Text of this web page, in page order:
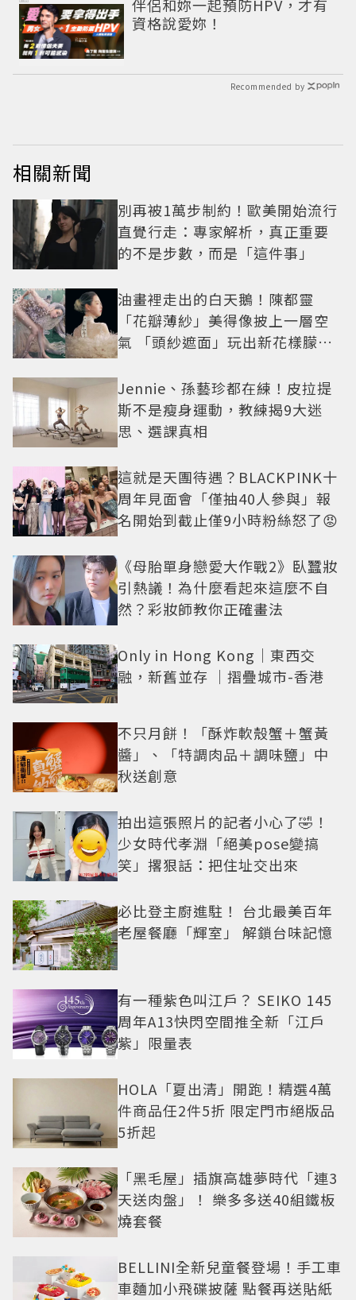
伴侶和妳一起預防HPV，才有
資格說愛妳！
Recommended by
相關新聞
別再被1萬步制約！歐美開始流行
直覺行走：專家解析，真正重要
的不是步數，而是「這件事」
油畫裡走出的白天鵝！陳都靈
「花瓣薄紗」美得像披上一層空
氣 「頭紗遮面」玩出新花樣朦朧
Jennie、孫藝珍都在練！皮拉提
斯不是瘦身運動，教練揭9大迷
思、選課真相
這就是天團待遇？BLACKPINK十
周年見面會「僅抽40人參與」報
名開始到截止僅9小時粉絲怒了😡
《母胎單身戀愛大作戰2》臥蠶妝
引熱議！為什麼看起來這麼不自
然？彩妝師教你正確畫法
Only in Hong Kong｜東西交
融，新舊並存 ｜摺疊城市-香港
不只月餅！「酥炸軟殼蟹＋蟹黃
醬」、「特調肉品＋調味鹽」中
秋送創意
拍出這張照片的記者小心了🤣！
少女時代孝淵「絕美pose變搞
笑」撂狠話：把住址交出來
必比登主廚進駐！ 台北最美百年
老屋餐廳「輝室」 解鎖台味記憶
有一種紫色叫江戶？ SEIKO 145
周年A13快閃空間推全新「江戶
紫」限量表
HOLA「夏出清」開跑！精選4萬
件商品任2件5折 限定門市絕版品
5折起
「黑毛屋」插旗高雄夢時代「連3
天送肉盤」！ 樂多多送40組鐵板
燒套餐
BELLINI全新兒童餐登場！手工車
車麵加小飛碟披薩 點餐再送貼紙